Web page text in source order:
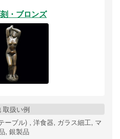
・ブロンズ
取扱い例
ーブル) , 洋食器, ガラス細工, マ
, 銀製品